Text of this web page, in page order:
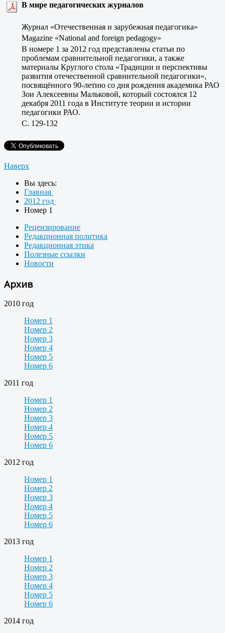
В мире педагогических журналов
Журнал «Отечественная и зарубежная педагогика»
Magazine «National and foreign pedagogy»
В номере 1 за 2012 год представлены статьи по
проблемам сравнительной педагогики, а также
материалы Круглого стола «Традиции и перспективы
развития отечественной сравнительной педагогики»,
посвящённого 90-летию со дня рождения академика РАО
Зои Алексеевны Мальковой, который состоялся 12
декабря 2011 года в Институте теории и истории
педагогики РАО.
C. 129-132
Наверх
Вы здесь:
Главная
2012 год
Номер 1
Рецензирование
Редакционная политика
Редакционная этика
Полезные ссылки
Новости
Архив
2010 год
Номер 1
Номер 2
Номер 3
Номер 4
Номер 5
Номер 6
2011 год
Номер 1
Номер 2
Номер 3
Номер 4
Номер 5
Номер 6
2012 год
Номер 1
Номер 2
Номер 3
Номер 4
Номер 5
Номер 6
2013 год
Номер 1
Номер 2
Номер 3
Номер 4
Номер 5
Номер 6
2014 год